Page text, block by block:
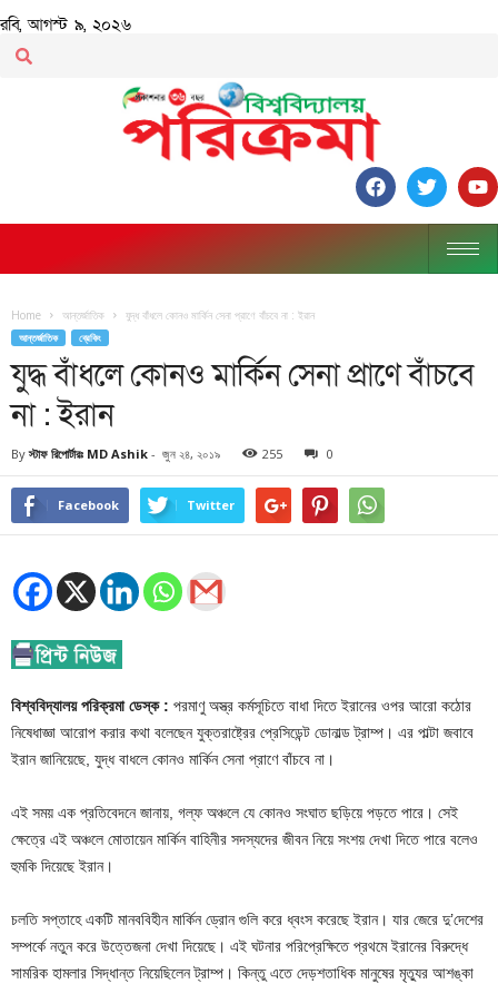
রবি, আগস্ট ৯, ২০২৬
Home আন্তর্জাতিক যুদ্ধ বাঁধলে কোনও মার্কিন সেনা প্রাণে বাঁচবে না : ইরান
আন্তর্জাতিক ব্রেকিং
যুদ্ধ বাঁধলে কোনও মার্কিন সেনা প্রাণে বাঁচবে
না : ইরান
By স্টাফ রিপোর্টারঃ MD Ashik - জুন ২৪, ২০১৯ 255 0
Facebook Twitter
বিশ্ববিদ্যালয় পরিক্রমা ডেস্ক : পরমাণু অস্ত্র কর্মসূচিতে বাধা দিতে ইরানের ওপর আরো কঠোর
নিষেধাজ্ঞা আরোপ করার কথা বলেছেন যুক্তরাষ্ট্রের প্রেসিডেন্ট ডোনাল্ড ট্রাম্প। এর পাল্টা জবাবে
ইরান জানিয়েছে, যুদ্ধ বাধলে কোনও মার্কিন সেনা প্রাণে বাঁচবে না।
এই সময় এক প্রতিবেদনে জানায়, গল্ফ অঞ্চলে যে কোনও সংঘাত ছড়িয়ে পড়তে পারে। সেই
ক্ষেত্রে এই অঞ্চলে মোতায়েন মার্কিন বাহিনীর সদস্যদের জীবন নিয়ে সংশয় দেখা দিতে পারে বলেও
হুমকি দিয়েছে ইরান।
চলতি সপ্তাহে একটি মানববিহীন মার্কিন ড্রোন গুলি করে ধ্বংস করেছে ইরান। যার জেরে দু’দেশের
সম্পর্কে নতুন করে উত্তেজনা দেখা দিয়েছে। এই ঘটনার পরিপ্রেক্ষিতে প্রথমে ইরানের বিরুদ্ধে
সামরিক হামলার সিদ্ধান্ত নিয়েছিলেন ট্রাম্প। কিন্তু এতে দেড়শতাধিক মানুষের মৃত্যুর আশঙ্কা